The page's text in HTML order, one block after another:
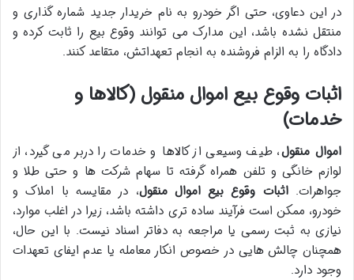
در این دعاوی، حتی اگر خودرو به نام خریدار جدید شماره گذاری و
منتقل نشده باشد، این مدارک می توانند وقوع بیع را ثابت کرده و
دادگاه را به الزام فروشنده به انجام تعهداتش، متقاعد کنند.
اثبات وقوع بیع اموال منقول (کالاها و
خدمات)
اموال منقول، طیف وسیعی از کالاها و خدمات را دربر می گیرد، از
لوازم خانگی و تلفن همراه گرفته تا سهام شرکت ها و حتی طلا و
جواهرات.اثبات وقوع بیع اموال منقول، در مقایسه با املاک و
خودرو، ممکن است فرآیند ساده تری داشته باشد، زیرا در اغلب موارد،
نیازی به ثبت رسمی یا مراجعه به دفاتر اسناد نیست. با این حال،
همچنان چالش هایی در خصوص انکار معامله یا عدم ایفای تعهدات
وجود دارد.